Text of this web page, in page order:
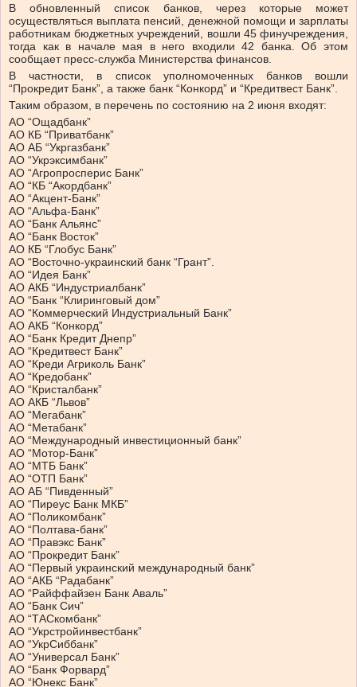
В обновленный список банков, через которые может
осуществляться выплата пенсий, денежной помощи и зарплаты
работникам бюджетных учреждений, вошли 45 финучреждения,
тогда как в начале мая в него входили 42 банка. Об этом
сообщает пресс-служба Министерства финансов.
В частности, в список уполномоченных банков вошли
“Прокредит Банк”, а также банк “Конкорд” и “Кредитвест Банк”.
Таким образом, в перечень по состоянию на 2 июня входят:
АО “Ощадбанк”
АО КБ “Приватбанк”
АО АБ “Укргазбанк”
АО “Укрэксимбанк”
АО “Агропросперис Банк”
АО “КБ “Акордбанк”
АО “Акцент-Банк”
АО “Альфа-Банк”
АО “Банк Альянс”
АО “Банк Восток”
АО КБ “Глобус Банк”
АО “Восточно-украинский банк “Грант”.
АО “Идея Банк”
АО АКБ “Индустриалбанк”
АО “Банк “Клиринговый дом”
АО “Коммерческий Индустриальный Банк”
АО АКБ “Конкорд”
АО “Банк Кредит Днепр”
АО “Кредитвест Банк”
АО “Креди Агриколь Банк”
АО “Кредобанк”
АО “Кристалбанк”
АО АКБ “Львов”
АО “Мегабанк”
АО “Метабанк”
АО “Международный инвестиционный банк”
АО “Мотор-Банк”
АО “МТБ Банк”
АО “ОТП Банк”
АО АБ “Пивденный”
АО “Пиреус Банк МКБ”
АО “Поликомбанк”
АО “Полтава-банк”
АО “Правэкс Банк”
АО “Прокредит Банк”
АО “Первый украинский международный банк”
АО “АКБ “Радабанк”
АО “Райффайзен Банк Аваль”
АО “Банк Сич”
АО “ТАСкомбанк”
АО “Укрстройинвестбанк”
АО “УкрСиббанк”
АО “Универсал Банк”
АО “Банк Форвард”
АО “Юнекс Банк”